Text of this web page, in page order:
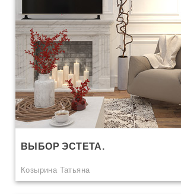
ВЫБОР ЭСТЕТА.
Козырина Татьяна